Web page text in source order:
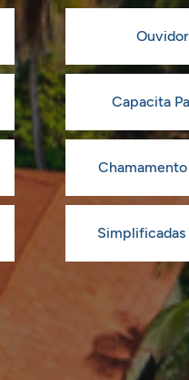
Capacita
Simplificadas